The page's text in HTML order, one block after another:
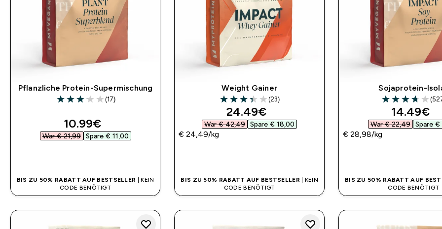
Pflanzliche Protein-Supermischung
3.12 out of 5 stars
(17)
discounted price
10.99€‎
War € 21,99‎ Spare € 11,00‎
BIS ZU 50% RABATT AUF BESTSELLER | KEIN
CODE BENÖTIGT
Weight Gainer
3.39 out of 5 stars
(23)
discounted price
24.49€‎
War € 42,49‎ Spare € 18,00‎
€ 24,49‎/kg
BIS ZU 50% RABATT AUF BESTSELLER | KEIN
CODE BENÖTIGT
Sojaprotein-
3.74 out of 5
14.49€‎
War € 22,49‎ Spare €
€ 28,98‎/kg
BIS ZU 50% RABATT AUF
CODE BENÖTIGT